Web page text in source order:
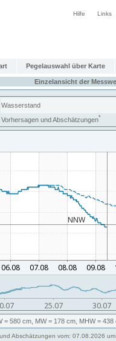
Hilfe Links
Pegelauswahl über Karte
Einzelansicht der
Wasserstand
Vorhersagen und Abschätzungen*
= 580 cm, MW= 178 cm, MHW= 438
Abschätzungen vom: 07.08.2026